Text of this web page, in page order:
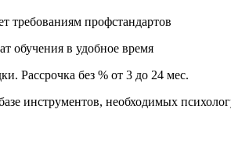
требованиям профстандартов
обучения в удобное время
Рассрочка без % от 3 до 24 мес.
инструментов, необходимых